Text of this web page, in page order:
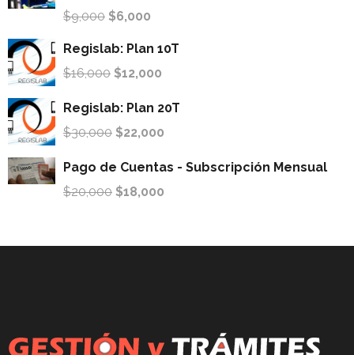
$9,000 $6,000
Regislab: Plan 10T
$16,000 $12,000
Regislab: Plan 20T
$30,000 $22,000
Pago de Cuentas - Subscripción Mensual
$20,000 $18,000